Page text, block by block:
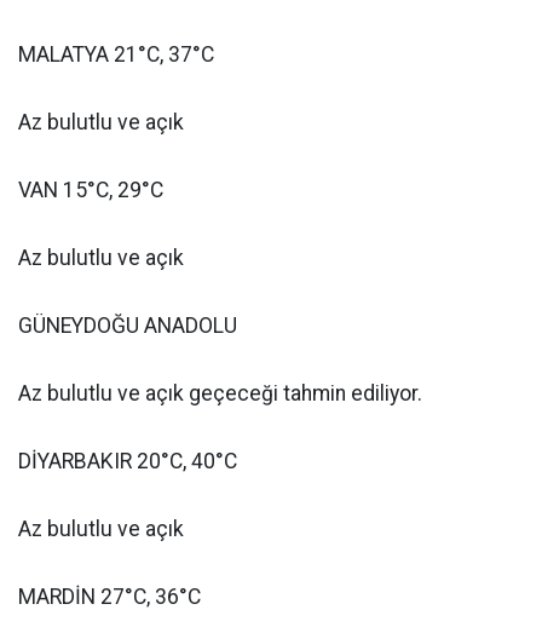
MALATYA 21°C, 37°C
Az bulutlu ve açık
VAN 15°C, 29°C
Az bulutlu ve açık
GÜNEYDOĞU ANADOLU
Az bulutlu ve açık geçeceği tahmin ediliyor.
DİYARBAKIR 20°C, 40°C
Az bulutlu ve açık
MARDİN 27°C, 36°C